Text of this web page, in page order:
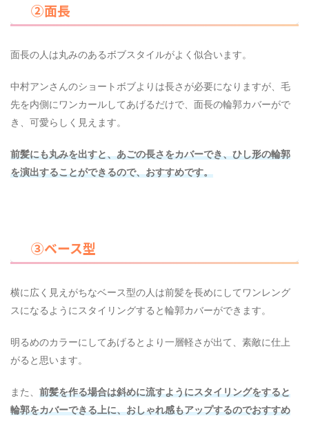
②面長
面長の人は丸みのあるボブスタイルがよく似合います。
中村アンさんのショートボブよりは長さが必要になりますが、毛
先を内側にワンカールしてあげるだけで、面長の輪郭カバーがで
き、可愛らしく見えます。
前髪にも丸みを出すと、あごの長さをカバーでき、ひし形の輪郭
を演出することができるので、おすすめです。
③ベース型
横に広く見えがちなベース型の人は前髪を長めにしてワンレング
スになるようにスタイリングすると輪郭カバーができます。
明るめのカラーにしてあげるとより一層軽さが出て、素敵に仕上
がると思います。
また、 前髪を作る場合は斜めに流すようにスタイリングをすると
輪郭をカバーできる上に、おしゃれ感もアップするのでおすすめ